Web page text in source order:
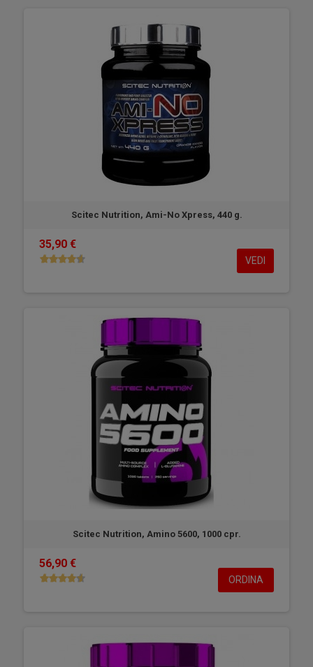
Scitec Nutrition, Ami-No Xpress, 440 g.
35,90 €
VEDI
Scitec Nutrition, Amino 5600, 1000 cpr.
56,90 €
ORDINA